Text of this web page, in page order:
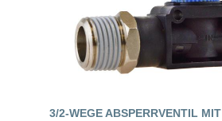
3/2-WEGE ABSPERRVENTIL MIT